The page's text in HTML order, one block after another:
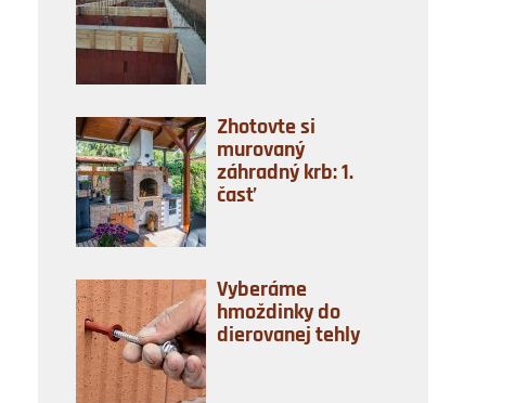
Zhotovte si
murovaný
záhradný krb: 1.
časť
Vyberáme
hmoždinky do
dierovanej tehly